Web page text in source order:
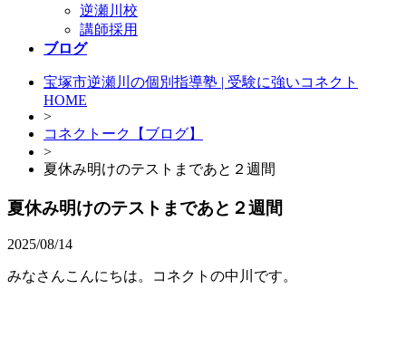
逆瀬川校
講師採用
ブログ
宝塚市逆瀬川の個別指導塾 | 受験に強いコネクト
HOME
>
コネクトーク【ブログ】
>
夏休み明けのテストまであと２週間
夏休み明けのテストまであと２週間
2025/08/14
みなさんこんにちは。コネクトの中川です。